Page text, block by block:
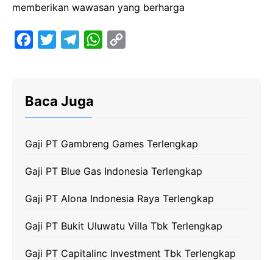
memberikan wawasan yang berharga
o
k
g
a
m
W
p
p
n
k
Baca Juga
Gaji PT Gambreng Games Terlengkap
Gaji PT Blue Gas Indonesia Terlengkap
Gaji PT Alona Indonesia Raya Terlengkap
Gaji PT Bukit Uluwatu Villa Tbk Terlengkap
Gaji PT Capitalinc Investment Tbk Terlengkap